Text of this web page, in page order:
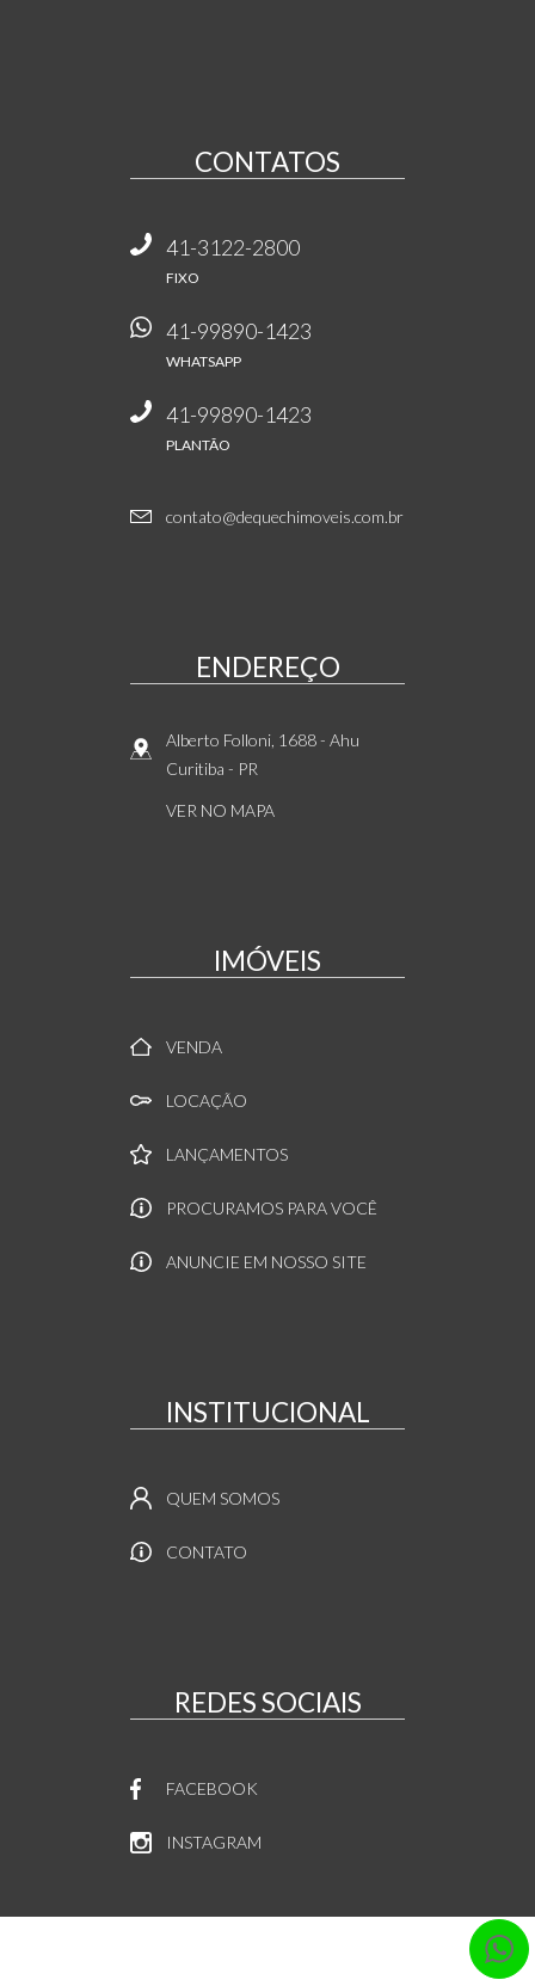
CONTATOS
41-3122-2800
FIXO
41-99890-1423
WHATSAPP
41-99890-1423
PLANTÃO
contato@dequechimoveis.com.br
ENDEREÇO
Alberto Folloni, 1688- Ahu
Curitiba - PR
VER NO MAPA
IMÓVEIS
VENDA
LOCAÇÃO
LANÇAMENTOS
PROCURAMOS PARA VOCÊ
ANUNCIE EM NOSSO SITE
INSTITUCIONAL
QUEM SOMOS
CONTATO
REDES SOCIAIS
FACEBOOK
INSTAGRAM